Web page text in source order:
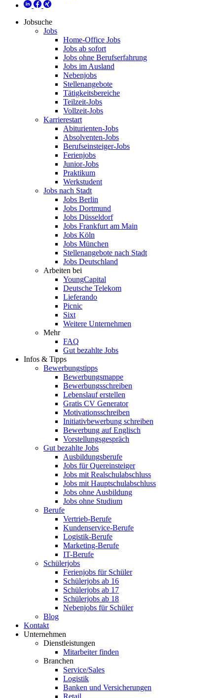
Jobsuche
Jobs
Home-Office Jobs
Jobs ab sofort
Jobs ohne Berufserfahrung
Jobs im Ausland
Nebenjobs
Stellenangebote
Tätigkeitsbereiche
Teilzeit-Jobs
Vollzeit-Jobs
Karrierestart
Abiturienten-Jobs
Absolventen-Jobs
Berufseinsteiger-Jobs
Ferienjobs
Junior-Jobs
Praktikum
Werkstudent
Jobs nach Stadt
Jobs Berlin
Jobs Dortmund
Jobs Düsseldorf
Jobs Frankfurt am Main
Jobs Köln
Jobs München
Stellenangebote nach Stadt
Jobs Deutschland
Arbeiten bei
YoungCapital
Deutsche Telekom
Lieferando
Picnic
Sixt
Weitere Unternehmen
Mehr
FAQ
Gut bezahlte Jobs
Infos & Tipps
Bewerbungstipps
Bewerbungsmappe
Bewerbungsschreiben
Lebenslauf erstellen
Gratis CV Generator
Motivationsschreiben
Initiativbewerbung schreiben
Bewerbung auf Englisch
Vorstellungsgespräch
Gut bezahlte Jobs
Ausbildungsberufe
Jobs für Quereinsteiger
Jobs mit Realschulabschluss
Jobs mit Hauptschulabschluss
Jobs ohne Ausbildung
Jobs ohne Studium
Berufe
Vertrieb-Berufe
Kundenservice-Berufe
Logistik-Berufe
Marketing-Berufe
IT-Berufe
Schülerjobs
Ferienjobs für Schüler
Schülerjobs ab 16
Schülerjobs ab 17
Schülerjobs ab 18
Nebenjobs für Schüler
Blog
Kontakt
Unternehmen
Dienstleistungen
Mitarbeiter finden
Branchen
Service/Sales
Logistik
Banken und Versicherungen
Retail